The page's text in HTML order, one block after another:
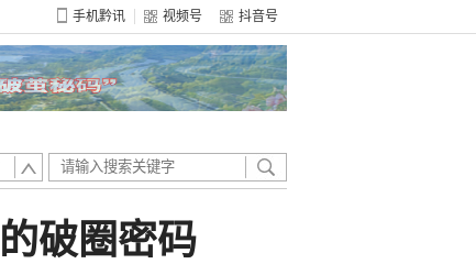
手机黔讯 视频号 抖音号
破圈密码